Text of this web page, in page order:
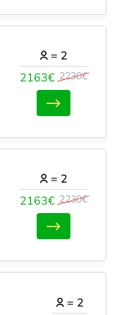
2163€ 2230€
= 2
2163€ 2230€
= 2
= 2